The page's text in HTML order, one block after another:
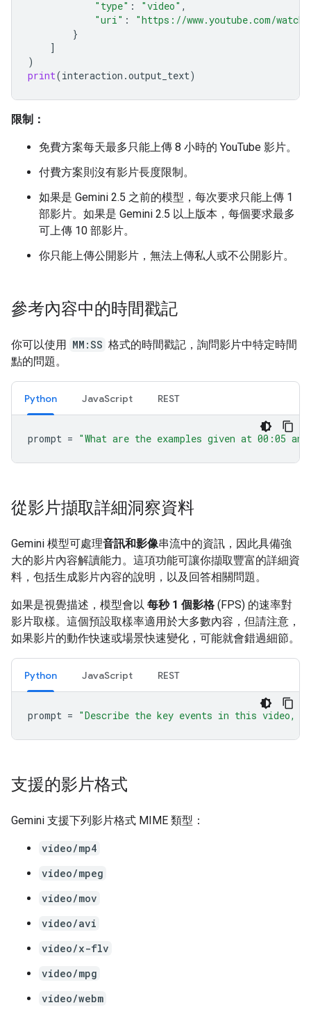
"type" : "video" ,
"uri" :
"https://www.youtube.com/
}
]
)
print(interaction .output_text)
限制：
免費方案每天最多只能上傳 8 小時的 YouTube 影片。
付費方案則沒有影片長度限制。
如果是 Gemini 2.5 之前的模型，每次要求只能上傳 1
部影片。如果是 Gemini 2.5 以上版本，每個要求最多
可上傳 10 部影片。
你只能上傳公開影片，無法上傳私人或不公開影片。
參考內容中的時間戳記
你可以使用 MM:SS 格式的時間戳記，詢問影片中特定時間
點的問題。
Python JavaScript REST
prompt = "What are the examples given at 00:05
從影片擷取詳細洞察資料
Gemini 模型可處理音訊和影像串流中的資訊，因此具備強
大的影片內容解讀能力。這項功能可讓你擷取豐富的詳細資
料，包括生成影片內容的說明，以及回答相關問題。
如果是視覺描述，模型會以 每秒 1 個影格 (FPS) 的速率對
影片取樣。這個預設取樣率適用於大多數內容，但請注意，
如果影片的動作快速或場景快速變化，可能就會錯過細節。
Python JavaScript REST
prompt = "Describe the key events in this video,
支援的影片格式
Gemini 支援下列影片格式 MIME 類型：
video/mp4
video/mpeg
video/mov
video/avi
video/x-flv
video/mpg
video/webm